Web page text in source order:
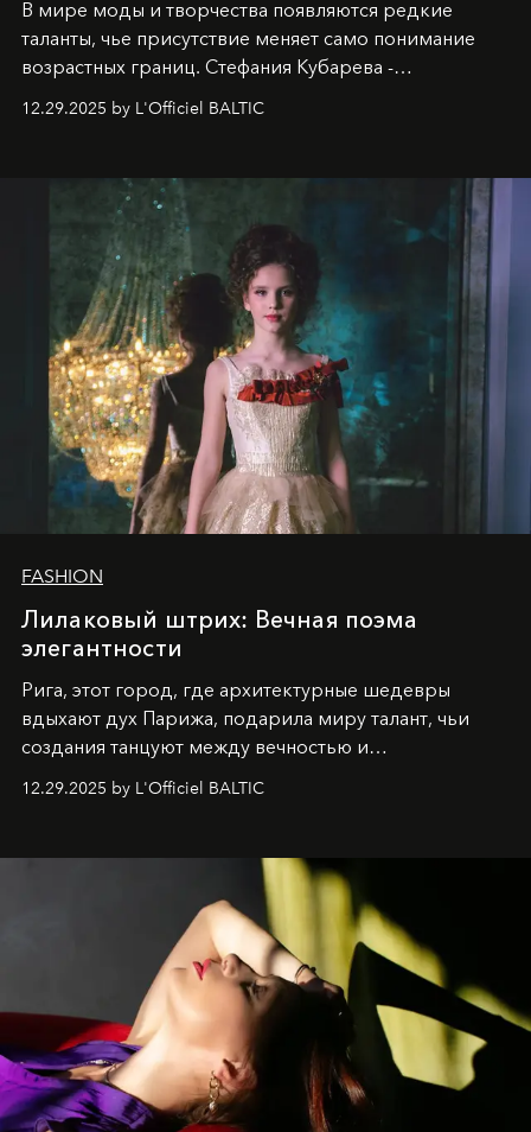
В мире моды и творчества появляются редкие
таланты, чье присутствие меняет само понимание
возрастных границ. Стефания Кубарева -
десятилетняя обладательница невероятной
харизмы, чье имя уже украшает обложки
2025
и LUXIA June 2025, представляет собой
уникальное явление современной культуры.
12.29.2025 by L'Officiel BALTIC
FASHION
Лилаковый штрих: Вечная поэма
элегантности
Рига, этот город, где архитектурные шедевры
вдыхают дух Парижа, подарила миру талант, чьи
создания танцуют между вечностью и
современностью.
12.29.2025 by L'Officiel BALTIC